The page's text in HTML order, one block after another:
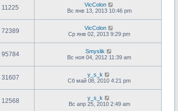
11225
VicColon
Вс янв 13, 2013 10:46 pm
72389
VicColon
Ср янв 02, 2013 9:29 pm
95784
Smyslik
Вс ноя 04, 2012 11:39 am
31607
y_s_k
Сб май 08, 2010 4:21 pm
12568
y_s_k
Вс апр 25, 2010 2:49 am